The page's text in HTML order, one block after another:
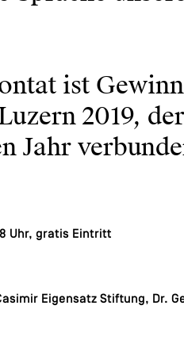
ist
2019,
Jahr
Uhr, gratis Eintritt
Eigensatz Stiftung, Dr.